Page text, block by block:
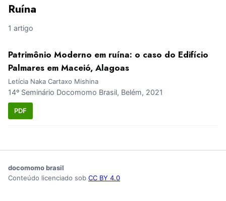
Ruína
1 artigo
Patrimônio Moderno em ruína: o caso do Edifício
Palmares em Maceió, Alagoas
Letícia Naka Cartaxo Mishina
14º Seminário Docomomo Brasil, Belém, 2021
PDF
docomomo brasil
Conteúdo licenciado sob CC BY 4.0